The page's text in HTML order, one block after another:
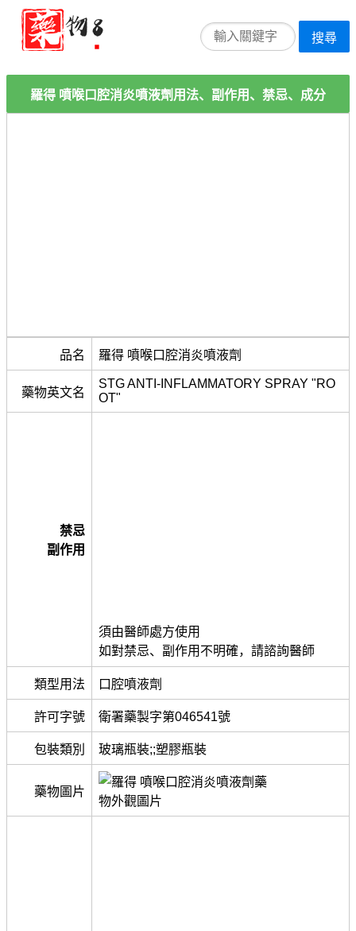
搜尋
羅得 噴喉口腔消炎噴液劑用法、副作用、禁忌、成分
品名 羅得 噴喉口腔消炎噴液劑
藥物英文名
STG ANTI-INFLAMMATORY SPRAY "RO
OT"
禁忌
副作用
須由醫師處方使用
如對禁忌、副作用不明確，請諮詢醫師
類型用法 口腔噴液劑
許可字號 衛署藥製字第046541號
包裝類別 玻璃瓶裝;;塑膠瓶裝
藥物圖片